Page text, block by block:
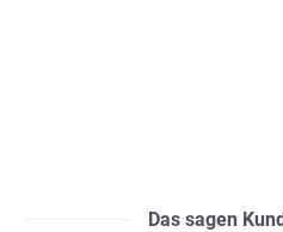
Das sagen